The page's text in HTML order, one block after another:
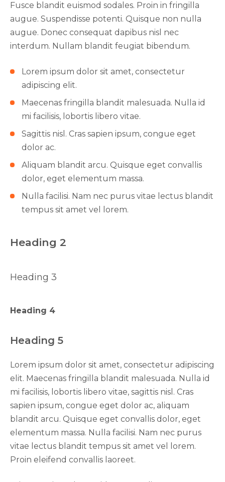
Fusce blandit euismod sodales. Proin in fringilla
augue. Suspendisse potenti. Quisque non nulla
augue. Donec consequat dapibus nisl nec
interdum. Nullam blandit feugiat bibendum.
Lorem ipsum dolor sit amet, consectetur
adipiscing elit.
Maecenas fringilla blandit malesuada. Nulla id
mi facilisis, lobortis libero vitae.
Sagittis nisl. Cras sapien ipsum, congue eget
dolor ac.
Aliquam blandit arcu. Quisque eget convallis
dolor, eget elementum massa.
Nulla facilisi. Nam nec purus vitae lectus blandit
tempus sit amet vel lorem.
Heading 2
Heading 3
Heading 4
Heading 5
Lorem ipsum dolor sit amet, consectetur adipiscing
elit. Maecenas fringilla blandit malesuada. Nulla id
mi facilisis, lobortis libero vitae, sagittis nisl. Cras
sapien ipsum, congue eget dolor ac, aliquam
blandit arcu. Quisque eget convallis dolor, eget
elementum massa. Nulla facilisi. Nam nec purus
vitae lectus blandit tempus sit amet vel lorem.
Proin eleifend convallis laoreet.